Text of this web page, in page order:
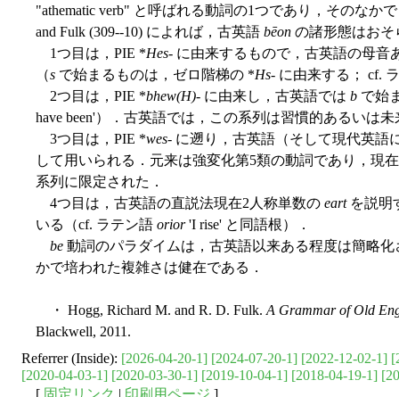
"athematic verb" と呼ばれる動詞の1つであり，そのなか
and Fulk (309--10) によれば，古英語 bēon の諸形態はおそ
1つ目は，PIE *Hes- に由来するもので，古英語の母音
（s で始まるものは，ゼロ階梯の *Hs- に由来する； cf.
2つ目は，PIE *bhew(H)- に由来し，古英語では b で始
have been'）．古英語では，この系列は習慣的あるいは
3つ目は，PIE *wes- に遡り，古英語（そして現代英語
して用いられる．元来は強変化第5類の動詞であり，現
系列に限定された．
4つ目は，古英語の直説法現在2人称単数の eartを説明
いる（cf. ラテン語 orior'I rise' と同語根）．
be 動詞のパラダイムは，古英語以来ある程度は簡略
かで培われた複雑さは健在である．
・ Hogg, Richard M. and R. D. Fulk. A Grammar of Old
Blackwell, 2011.
Referrer (Inside): [2026-04-20-1] [2024-07-20-1] [2022-12-02-1]
[2020-04-03-1] [2020-03-30-1] [2019-10-04-1] [2018-04-19-1]
[ 固定リンク | 印刷用ページ ]